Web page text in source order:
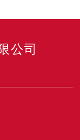
公司